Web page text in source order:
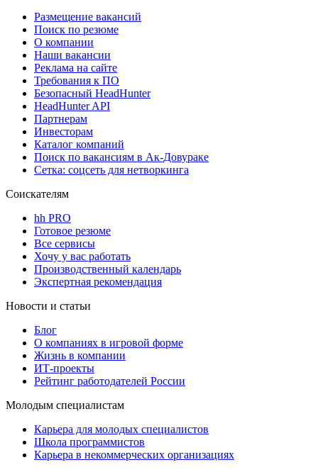
Размещение вакансий
Поиск по резюме
О компании
Наши вакансии
Реклама на сайте
Требования к ПО
Безопасный HeadHunter
HeadHunter API
Партнерам
Инвесторам
Каталог компаний
Поиск по вакансиям в Ак-Довураке
Сетка: соцсеть для нетворкинга
Соискателям
hh PRO
Готовое резюме
Все сервисы
Хочу у вас работать
Производственный календарь
Экспертная рекомендация
Новости и статьи
Блог
О компаниях в игровой форме
Жизнь в компании
ИТ-проекты
Рейтинг работодателей России
Молодым специалистам
Карьера для молодых специалистов
Школа программистов
Карьера в некоммерческих организациях